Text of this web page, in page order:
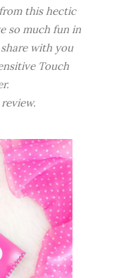
this hectic
so much fun in
with you
Touch